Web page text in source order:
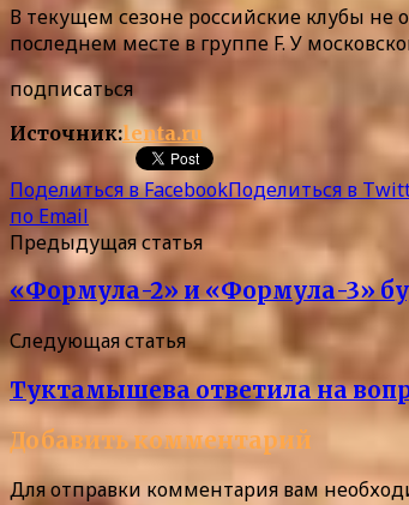
В текущем сезоне российские клубы не
последнем месте в группе F. У
подписаться
Источник:lenta.ru
Поделиться в FacebookПоделиться в
по Email
Предыдущая статья
«Формула-2» и «Формула-3»
Следующая статья
Туктамышева ответила на
Добавить комментарий
Для отправки комментария вам